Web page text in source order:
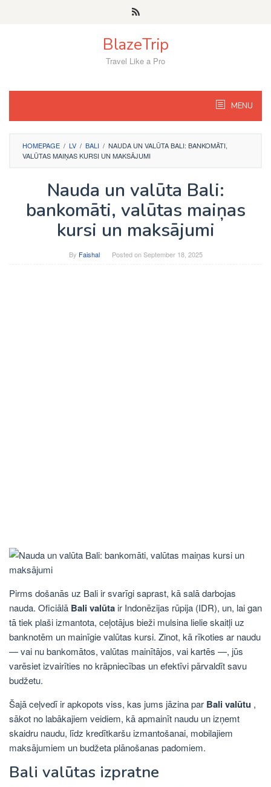
BlazeTrip
Travel Like a Pro
MENU
HOMEPAGE / LV / BALI / NAUDA UN VALŪTA BALI: BANKOMĀTI,
VALŪTAS MAIŅAS KURSI UN MAKSĀJUMI
Nauda un valūta Bali:
bankomāti, valūtas maiņas
kursi un maksājumi
By Faishal Posted onSeptember 18, 2025
Pirms došanās uz Bali ir svarīgi saprast, kā salā darbojas
nauda. Oficiālā Bali valūta ir Indonēzijas rūpija (IDR), un, lai gan
tā tiek plaši izmantota, ceļotājus bieži mulsina lielie skaitļi uz
banknotēm un mainīgie valūtas kursi. Zinot, kā rīkoties ar naudu
— vai nu bankomātos, valūtas mainītājos, vai kartēs —, jūs
varēsiet izvairīties no krāpniecības un efektīvi pārvaldīt savu
budžetu.
Šajā ceļvedī ir apkopots viss, kas jums jāzina par Bali valūtu ,
sākot no labākajiem veidiem, kā apmainīt naudu un izņemt
skaidru naudu, līdz kredītkaršu izmantošanai, mobilajiem
maksājumiem un budžeta plānošanas padomiem.
Bali valūtas izpratne